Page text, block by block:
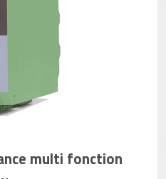
multi fonction